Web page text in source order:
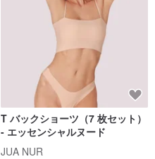
T バックショーツ（7 枚セット）
- エッセンシャルヌード
JUA NUR